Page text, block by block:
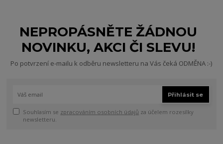
NEPROPÁSNĚTE ŽÁDNOU
NOVINKU, AKCI ČI SLEVU!
Po potvrzení e-mailu k odběru newsletteru na Vás čeká ODMĚNA :-)
Přihlásit se
Souhlasím se zpracováním osobních údajů za účelem rozesílky
newsletteru.